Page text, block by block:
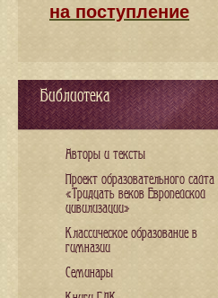
на поступление
Библиотека
Авторы и тексты
Проект образовательного сайта
«Тридцать веков Европейской
цивилизации»
Классическое образование в
гимназии
Семинары